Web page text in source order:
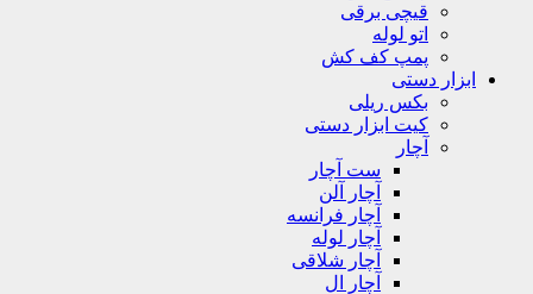
قیچی برقی
اتو لوله
پمپ کف کش
ابزار دستی
بکس ریلی
کیت ابزار دستی
آچار
ست آچار
آچار آلن
آچار فرانسه
آچار لوله
آچار شلاقی
آچار ال